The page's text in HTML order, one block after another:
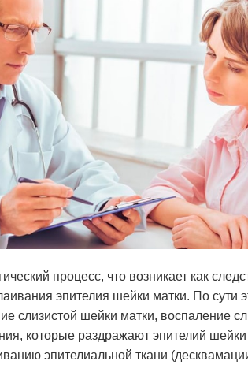
процесс, что возникает как
эпителия шейки матки. По сути
слизистой шейки матки, воспаление
которые раздражают эпителий
эпителиальной ткани